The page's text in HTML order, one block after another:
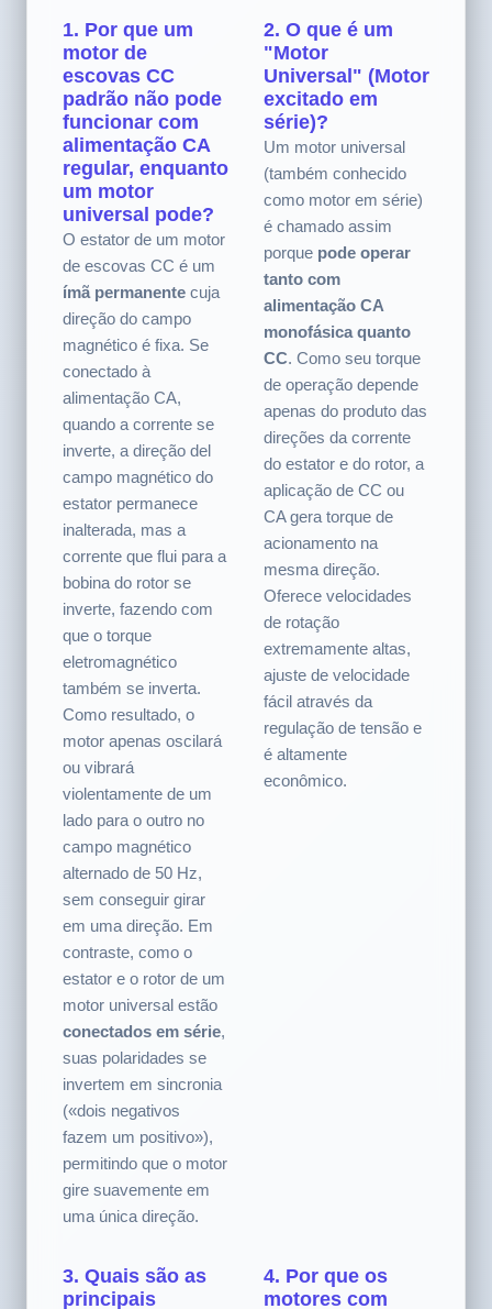
com escovas)
1. Por que um
motor de
escovas CC
padrão não pode
funcionar com
alimentação CA
regular, enquanto
um motor
universal pode?
O estator de um motor
de escovas CC é um
ímã permanente cuja
direção do campo
magnético é fixa. Se
conectado à
alimentação CA,
quando a corrente se
inverte, a direção del
campo magnético do
estator permanece
inalterada, mas a
corrente que flui para a
bobina do rotor se
inverte, fazendo com
que o torque
eletromagnético
também se inverta.
Como resultado, o
motor apenas oscilará
ou vibrará
violentamente de um
lado para o outro no
campo magnético
alternado de 50 Hz,
sem conseguir girar
em uma direção. Em
contraste, como o
estator e o rotor de um
motor universal estão
conectados em série,
suas polaridades se
invertem em sincronia
(«dois negativos
fazem um positivo»),
permitindo que o motor
uma única direção.
2. O que é um
"Motor
Universal" (Motor
excitado em
série)?
Um motor universal
(também conhecido
como motor em série)
é chamado assim
porquepode operar
tanto com
alimentação CA
monofásica quanto
CC. Como seu torque
de operação depende
apenas do produto das
direções da corrente
do estator e do rotor, a
aplicação de CC ou
CA gera torque de
acionamento na
mesma direção.
Oferece velocidades
de rotação
extremamente altas,
ajuste de velocidade
fácil através da
regulação de tensão e